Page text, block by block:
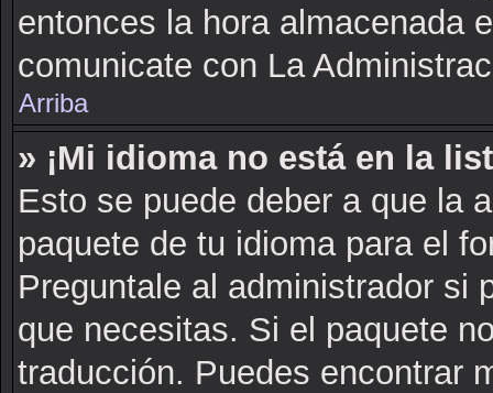
entonces la hora almacenada
comunicate con La
Arriba
» ¡Mi idioma no está en la
Esto se puede deber a que la
paquete de tu idioma para el
Preguntale al administrador si
que necesitas. Si el paquete
traducción. Puedes encontrar